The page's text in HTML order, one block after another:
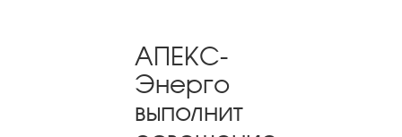
АПЕКС-
Энерго
выполнит